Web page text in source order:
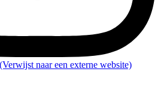
(Verwijst naar een externe website)